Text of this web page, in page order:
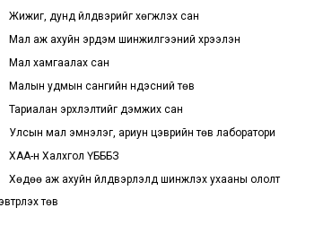
Жижиг, дунд үйлдвэрийг хөгжүүлэх сан
Мал аж ахуйн эрдэм шинжилгээний хүрээлэн
Мал хамгаалах сан
Малын удмын сангийн үндэсний төв
Тариалан эрхлэлтийг дэмжих сан
Улсын мал эмнэлэг, ариун цэврийн төв лаборатори
ХАА-н Халхгол ҮБББЗ
Хөдөө аж ахуйн үйлдвэрлэлд шинжлэх ухааны ололт
төв